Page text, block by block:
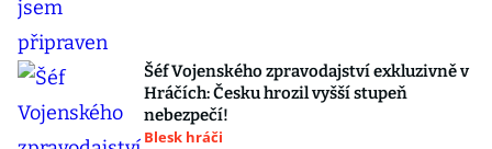
Šéf Vojenského zpravodajství exkluzivně v
Hráčích: Česku hrozil vyšší stupeň
nebezpečí!
Blesk hráči